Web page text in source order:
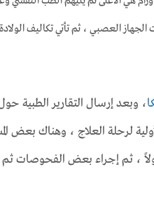
العصبي ، ثم تأتي تكاليف
، وبعد إرسال التقارير الطبية
لرحلة العلاج ، وهناك بعض
، ثم إجراء بعض الفحوصات